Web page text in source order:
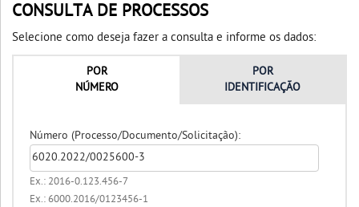
CONSULTA DE PROCESSOS
Selecione como deseja fazer a consulta e informe os dados:
POR
NÚMERO
POR
IDENTIFICAÇÃO
Número (Processo/Documento/Solicitação):
Ex.: 2016-0.123.456-7
Ex.: 6000.2016/0123456-1